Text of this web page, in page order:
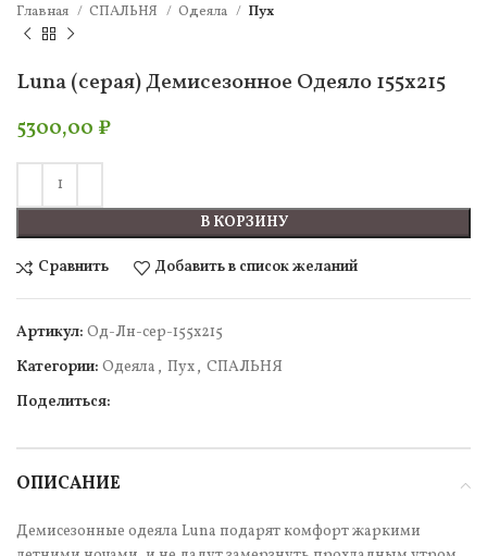
Главная СПАЛЬНЯ Одеяла Пух
Luna (серая) Демисезонное Одеяло 155х215
5300,00 ₽
В КОРЗИНУ
Сравнить Добавить в список желаний
Артикул: Од-Лн-сер-155х215
Категории: Одеяла , Пух, СПАЛЬНЯ
Поделиться:
ОПИСАНИЕ
Демисезонные одеяла Luna подарят комфорт жаркими